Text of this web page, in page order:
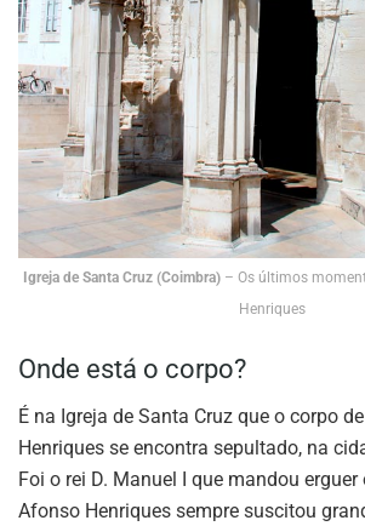
Igreja de Santa Cruz (Coimbra)– Os últimos
Henriques
Onde está o corpo?
É na Igreja de Santa Cruz que o corpo
Henriques se encontra sepultado, na
Foi o rei D. Manuel I que mandou erguer
Afonso Henriques sempre suscitou